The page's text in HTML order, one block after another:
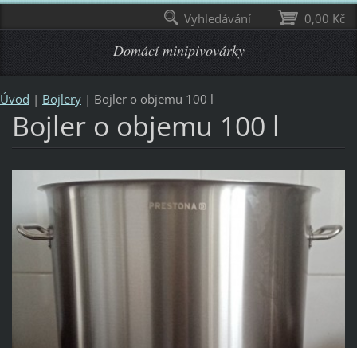
Domácí minipivovárky
Úvod | Bojlery | Bojler o objemu 100 l
Bojler o objemu 100 l
0,00 Kč
Vyhledávání